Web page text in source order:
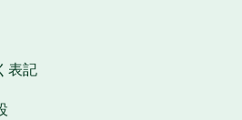
表記